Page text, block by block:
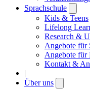
Sprachschule
Kids & Teens
Lifelong
Research &
Angebote für
Angebote für
Kontakt &
|
Über uns